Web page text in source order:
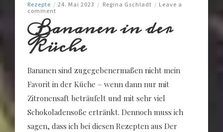
Rezepte / 24. Mai 2023 / Regina Gschladt / Leave a
comment
Bananen in der
Küche
Bananen sind zugegebenermaßen nicht mein
Favorit in der Küche – wenn dann nur mit
Zitronensaft beträufelt und mit sehr viel
Schokoladensoße ertränkt. Dennoch muss ich
sagen, dass ich bei diesen Rezepten aus Der